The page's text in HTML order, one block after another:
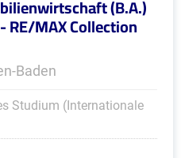
(B.A.)
RE/MAX Collection
Baden
Studium (Internationale